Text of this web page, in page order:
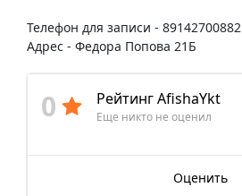
Телефон для записи - 89142700882
Адрес - Федора Попова 21Б
0 Рейтинг AfishaYkt
Еще никто не оценил
Оценить